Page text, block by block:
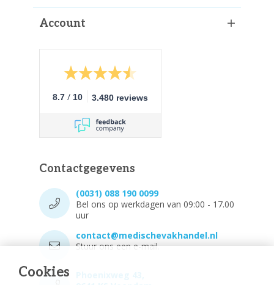
Cookies
Account
8.7 / 10 3.480 reviews
Contactgegevens
(0031) 088 190 0099
Bel ons op werkdagen van 09:00 - 17.00
uur
contact@medischevakhandel.nl
Stuur ons een e-mail.